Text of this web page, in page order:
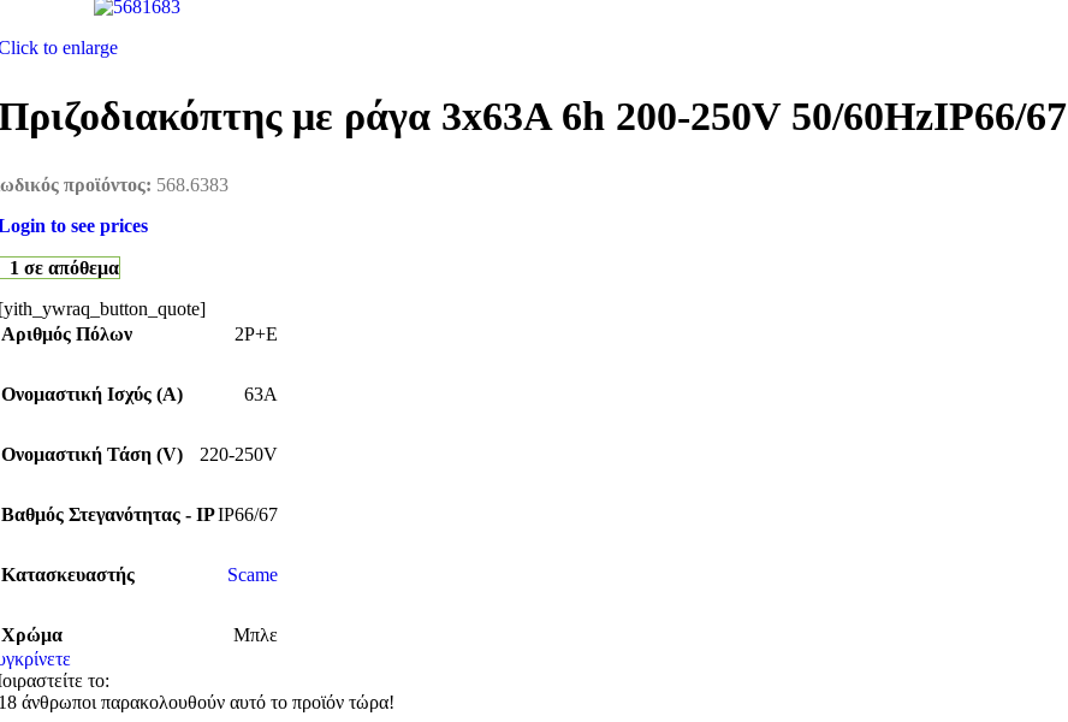
to enlarge
με ράγα 3x63A 6h 200-250V 50/60HzIP66/67
προϊόντος: 568.6383
to see prices
1 σε απόθεμα
Αριθμός Πόλων
2P+E
Ονομαστική Ισχύς (Α) 63A
Ονομαστική Τάση (V) 220-250V
Βαθμός Στεγανότητας - IPIP66/67
Κατασκευαστής Scame
Χρώμα
Μπλε
το:
άνθρωποι παρακολουθούν αυτό το προϊόν τώρα!